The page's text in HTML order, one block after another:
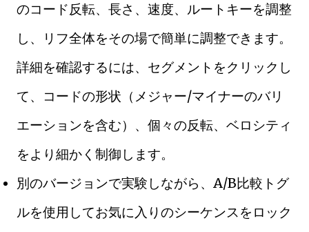
のコード反転、長さ、速度、ルートキーを調整
し、リフ全体をその場で簡単に調整できます。
詳細を確認するには、セグメントをクリックし
て、コードの形状（メジャー/マイナーのバリ
エーションを含む）、個々の反転、ベロシティ
をより細かく制御します。
別のバージョンで実験しながら、A/B比較トグ
ルを使用してお気に入りのシーケンスをロック